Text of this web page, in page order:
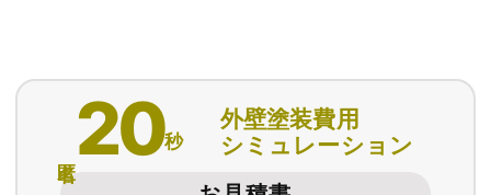
20秒
外壁塗装費用
シミュレーション